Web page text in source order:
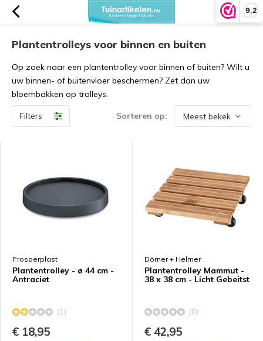
9,2
Plantentrolleys voor binnen en buiten
Op zoek naar een plantentrolley voor binnen of buiten? Wilt u
uw binnen- of buitenvloer beschermen? Zet dan uw
bloembakken op trolleys.
Filters Sorteren op:
Prosperplast
Plantentrolley - ø 44 cm -
Antraciet
(1)
€ 18,95
Dörner + Helmer
Plantentrolley Mammut -
38 x 38 cm - Licht Gebeitst
(0)
€ 42,95